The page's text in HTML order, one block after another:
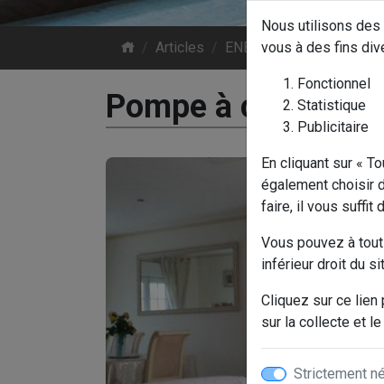
Nous utilisons des
vous à des fins
Fonctionnel
Statistique
Publicitaire
En cliquant sur «
également choisir
faire, il vous suffit
Vous pouvez à
inférieur droit du
Cliquez sur ce lien
sur la collecte et
Strictement
Articles ENERGIES
Pompe à chaleur